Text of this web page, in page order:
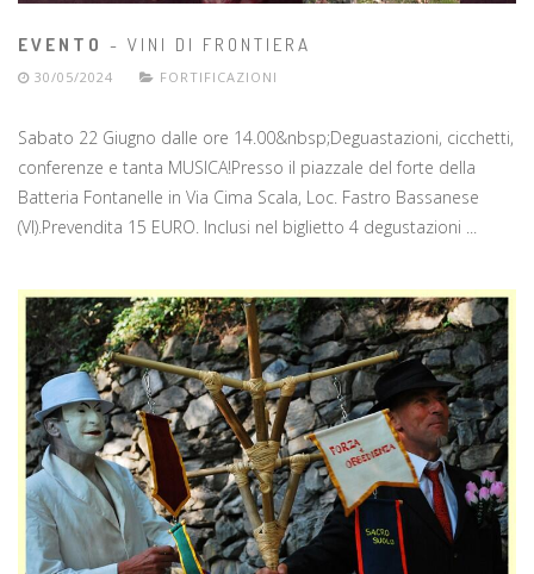
EVENTO - VINI DI FRONTIERA
30/05/2024 FORTIFICAZIONI
Sabato 22 Giugno dalle ore 14.00&nbsp;Deguastazioni, cicchetti,
conferenze e tanta MUSICA!Presso il piazzale del forte della
Batteria Fontanelle in Via Cima Scala, Loc. Fastro Bassanese
(VI).Prevendita 15 EURO. Inclusi nel biglietto 4 degustazioni ...